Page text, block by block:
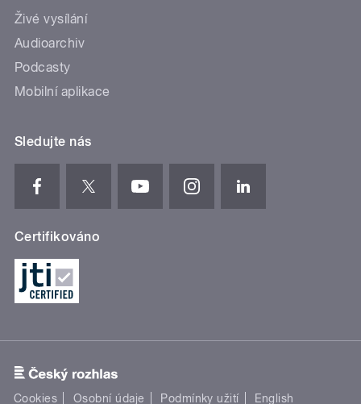
Živé vysílání
Audioarchiv
Podcasty
Mobilní aplikace
Sledujte nás
Certifikováno
Cookies Osobní údaje Podmínky užití English